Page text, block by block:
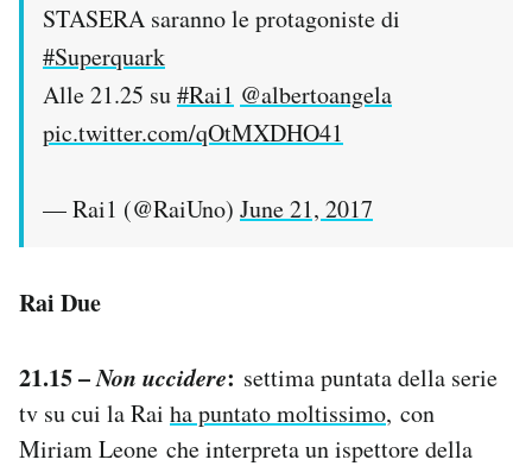
STASERA saranno le protagoniste di
#Superquark
Alle 21.25 su#Rai1 @albertoangela
pic.twitter.com/qOtMXDHO41
— Rai1 (@RaiUno) June 21, 2017
Rai Due
21.15 –Non uccidere: settima puntata della serie
tv su cui la Rai ha puntato moltissimo, con
Miriam Leone che interpreta un ispettore della